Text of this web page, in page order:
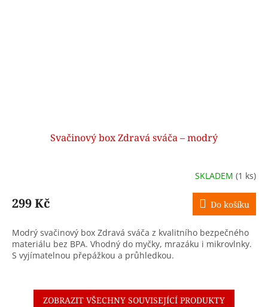
Svačinový box Zdravá sváča – modrý
SKLADEM (1 ks)
299 Kč Do košíku
Modrý svačinový box Zdravá sváča z kvalitního bezpečného
materiálu bez BPA. Vhodný do myčky, mrazáku i mikrovlnky.
S vyjímatelnou přepážkou a průhledkou.
ZOBRAZIT VŠECHNY SOUVISEJÍCÍ PRODUKTY